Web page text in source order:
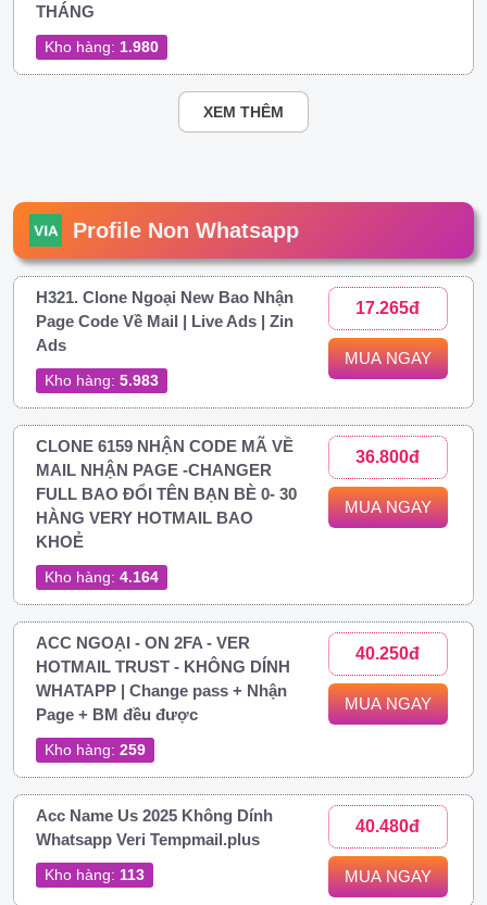
THÁNG
Kho hàng: 1.980
XEM THÊM
Profile Non Whatsapp
H321. Clone Ngoại New Bao Nhận
Page Code Về Mail | Live Ads | Zin
Ads
Kho hàng: 5.983
17.265đ
MUA NGAY
CLONE 6159 NHẬN CODE MÃ VỀ
MAIL NHẬN PAGE -CHANGER
FULL BAO ĐỔI TÊN BẠN BÈ 0- 30
HÀNG VERY HOTMAIL BAO
KHOẺ
Kho hàng: 4.164
36.800đ
MUA NGAY
ACC NGOẠI - ON 2FA - VER
HOTMAIL TRUST - KHÔNG DÍNH
WHATAPP | Change pass + Nhận
Page + BM đều được
Kho hàng: 259
40.250đ
MUA NGAY
Acc Name Us 2025 Không Dính
Whatsapp Veri Tempmail.plus
Kho hàng: 113
40.480đ
MUA NGAY